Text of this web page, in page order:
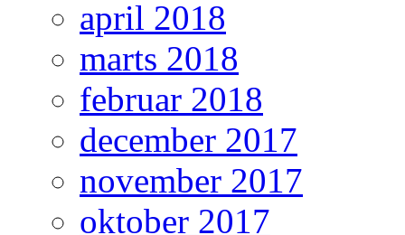
april 2018
marts 2018
februar 2018
december 2017
november 2017
oktober 2017